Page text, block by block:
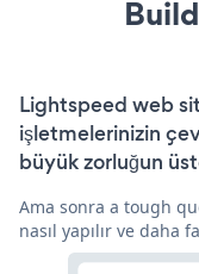
Lightspeed web
işletmelerinizin
büyük zorluğun
Ama sonra a tough
nasıl yapılır ve daha